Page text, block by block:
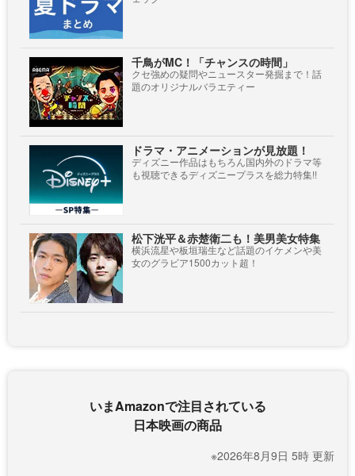
千鳥がMC！「チャンスの時間」
クセ強めの疑問やニュースター発掘まで！話
題のオリジナルバラエティー
ドラマ・アニメーションが見放題！
ディズニー作品はもちろん国内外のドラマ等
も視聴できるディズニープラスを総力特集!!
松下洸平＆赤楚衛二も！美男美女特集
横浜流星や板垣瑞生など話題のイケメンや美
女のグラビア1500カット超！
いまAmazonで注目されている
日本映画の商品
※2026年8月9日 5時 更新